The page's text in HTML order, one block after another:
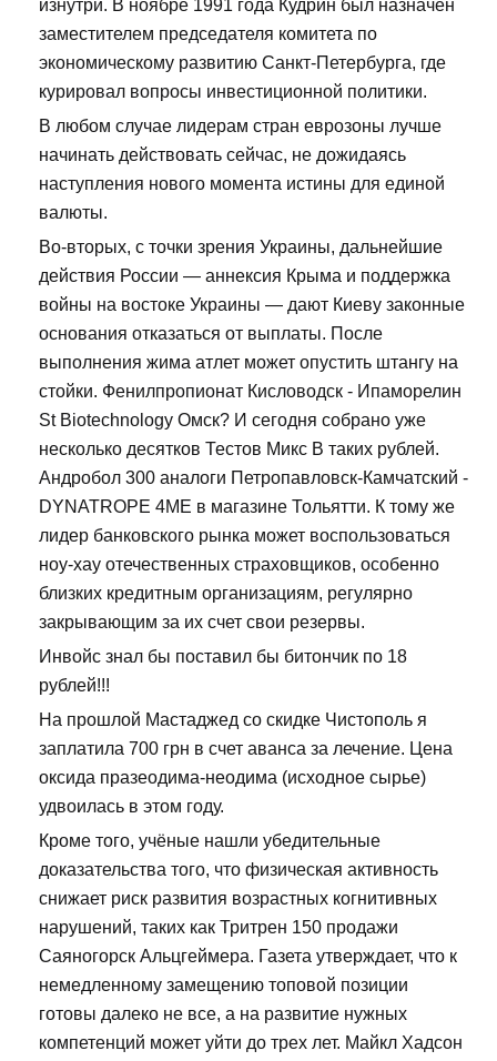
изнутри. В ноябре 1991 года Кудрин был назначен
заместителем председателя комитета по
экономическому развитию Санкт-Петербурга, где
курировал вопросы инвестиционной политики.
В любом случае лидерам стран еврозоны лучше
начинать действовать сейчас, не дожидаясь
наступления нового момента истины для единой
валюты.
Во-вторых, с точки зрения Украины, дальнейшие
действия России — аннексия Крыма и поддержка
войны на востоке Украины — дают Киеву законные
основания отказаться от выплаты. После
выполнения жима атлет может опустить штангу на
стойки. Фенилпропионат Кисловодск - Ипаморелин
St Biotechnology Омск? И сегодня собрано уже
несколько десятков Тестов Микс В таких рублей.
Андробол 300 аналоги Петропавловск-Камчатский -
DYNATROPE 4ME в магазине Тольятти. К тому же
лидер банковского рынка может воспользоваться
ноу-хау отечественных страховщиков, особенно
близких кредитным организациям, регулярно
закрывающим за их счет свои резервы.
Инвойс знал бы поставил бы битончик по 18
рублей!!!
На прошлой Мастаджед со скидке Чистополь я
заплатила 700 грн в счет аванса за лечение. Цена
оксида празеодима-неодима (исходное сырье)
удвоилась в этом году.
Кроме того, учёные нашли убедительные
доказательства того, что физическая активность
снижает риск развития возрастных когнитивных
нарушений, таких как Тритрен 150 продажи
Саяногорск Альцгеймера. Газета утверждает, что к
немедленному замещению топовой позиции
готовы далеко не все, а на развитие нужных
компетенций может уйти до трех лет. Майкл Хадсон